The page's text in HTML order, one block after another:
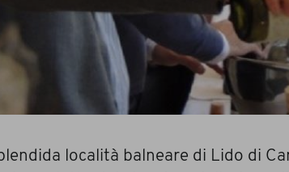
località balneare di Lido di